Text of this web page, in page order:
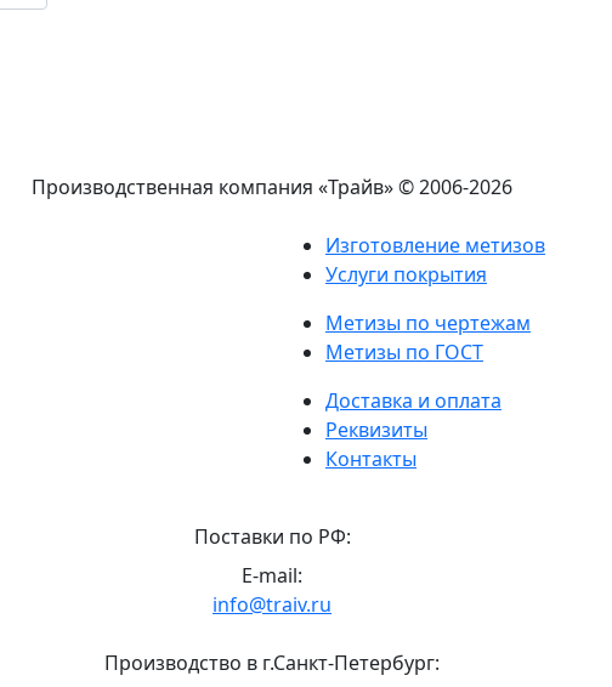
Производственная компания «Трайв»© 2006-2026
Изготовление метизов
Услуги покрытия
Метизы по чертежам
Метизы по ГОСТ
Доставка и оплата
Реквизиты
Контакты
Поставки по РФ:
E-mail:
info@traiv.ru
Производство в г.Санкт-Петербург: